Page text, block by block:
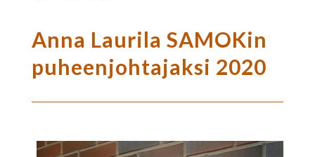
Anna Laurila SAMOKin
puheenjohtajaksi 2020